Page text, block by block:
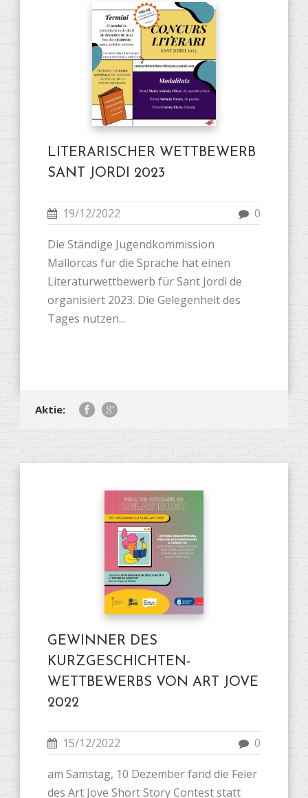
LITERARISCHER WETTBEWERB
SANT JORDI 2023
19/12/2022 0
Die Ständige Jugendkommission
Mallorcas für die Sprache hat einen
Literaturwettbewerb für Sant Jordi de
organisiert 2023. Die Gelegenheit des
Tages nutzen...
Aktie:
GEWINNER DES
KURZGESCHICHTEN-
WETTBEWERBS VON ART JOVE
2022
15/12/2022 0
am Samstag, 10 Dezember fand die Feier
des Art Jove Short Story Contest statt